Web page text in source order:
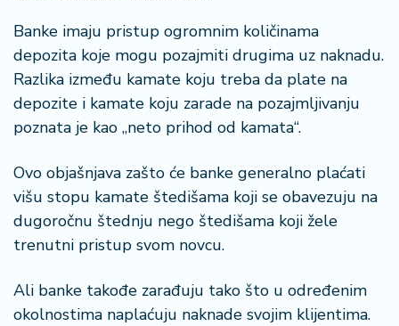
Banke imaju pristup ogromnim količinama
depozita koje mogu pozajmiti drugima uz naknadu.
Razlika između kamate koju treba da plate na
depozite i kamate koju zarade na pozajmljivanju
poznata je kao „neto prihod od kamata“.
Ovo objašnjava zašto će banke generalno plaćati
višu stopu kamate štedišama koji se obavezuju na
dugoročnu štednju nego štedišama koji žele
trenutni pristup svom novcu.
Ali banke takođe zarađuju tako što u određenim
okolnostima naplaćuju naknade svojim klijentima.